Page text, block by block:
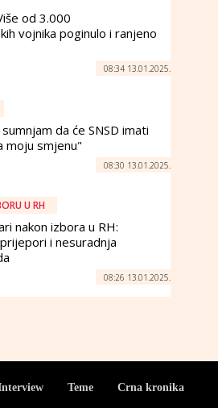
od 3.000
vojnika poginulo i ranjeno
08:34 13.01.2025.
da će SNSD imati
moju smjenu"
08:30 13.01.2025.
U RH
nakon izbora u RH:
i nesuradnja
08:26 13.01.2025.
Teme Crna kronika